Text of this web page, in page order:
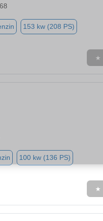
153 kw (208 PS)
★
100 kw (136 PS)
★